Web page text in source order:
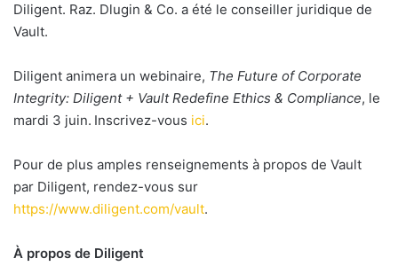
Diligent. Raz. Dlugin & Co. a été le conseiller juridique de
Vault.
Diligent animera un webinaire, The Future of Corporate
Integrity: Diligent + Vault Redefine Ethics & Compliance, le
mardi 3 juin. Inscrivez-vous ici.
Pour de plus amples renseignements à propos de Vault
par Diligent, rendez-vous sur
https://www.diligent.com/vault.
À propos de Diligent